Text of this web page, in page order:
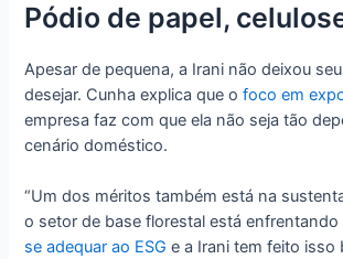
Pódio de papel,
Apesar de pequena, a Irani não deixou
desejar. Cunha explica que ofoco em
empresa faz com que ela não seja tão
cenário doméstico.
“Um dos méritos também está na
o setor de base florestal está enfrentando
se adequar ao ESGe a Irani tem feito isso